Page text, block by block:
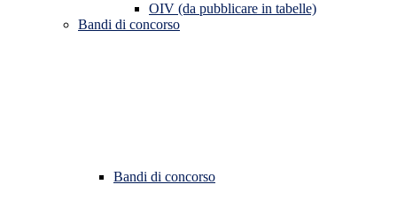
OIV (da pubblicare in tabelle)
Bandi di concorso
Bandi di concorso